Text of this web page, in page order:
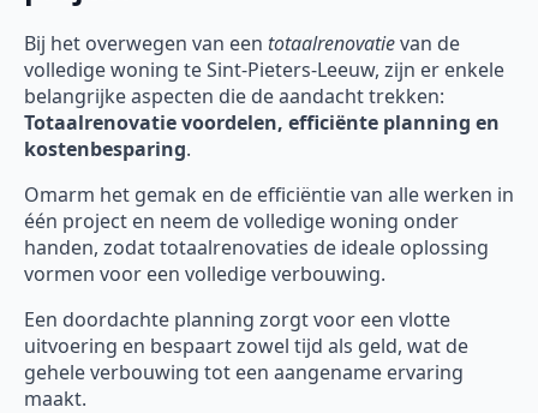
Bij het overwegen van een totaalrenovatievan de
volledige woning te Sint-Pieters-Leeuw, zijn er enkele
belangrijke aspecten die de aandacht trekken:
Totaalrenovatie voordelen, efficiënte planning en
kostenbesparing.
Omarm het gemak en de efficiëntie van alle werken in
één project en neem de volledige woning onder
handen, zodat totaalrenovaties de ideale oplossing
vormen voor een volledige verbouwing.
Een doordachte planning zorgt voor een vlotte
uitvoering en bespaart zowel tijd als geld, wat de
gehele verbouwing tot een aangename ervaring
maakt.